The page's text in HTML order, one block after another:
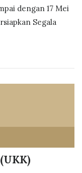
dengan 17 Mei
Segala